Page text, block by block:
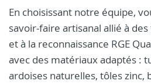
En choisissant notre équipe,
savoir-faire artisanal allié à
et à la reconnaissance RGE
avec des matériaux adaptés :
ardoises naturelles, tôles zinc,